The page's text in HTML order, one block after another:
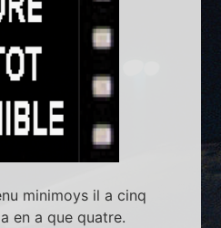
minimoys il a cinq
en a que quatre.